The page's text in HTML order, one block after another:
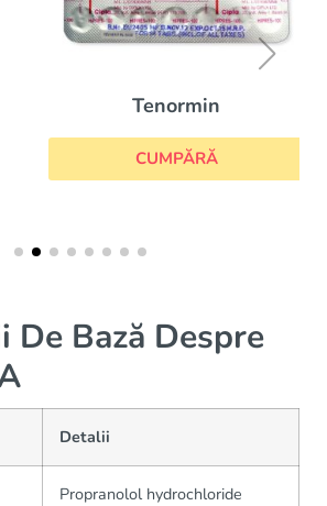
De Bază Despre
Detalii
Propranolol hydrochloride